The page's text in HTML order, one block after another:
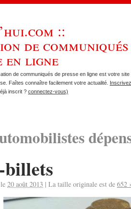
::
de communiqués
en ligne
de communiqués de presse en ligne est votre site
Faîtes connaître facilement votre actualité.
inscrit ? connectez-vous)
20 août 2013 | La taille originale est de 652